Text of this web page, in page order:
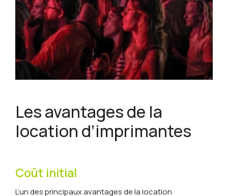
Les avantages de la
location d’imprimantes
Coût initial
L’un des principaux avantages de la location